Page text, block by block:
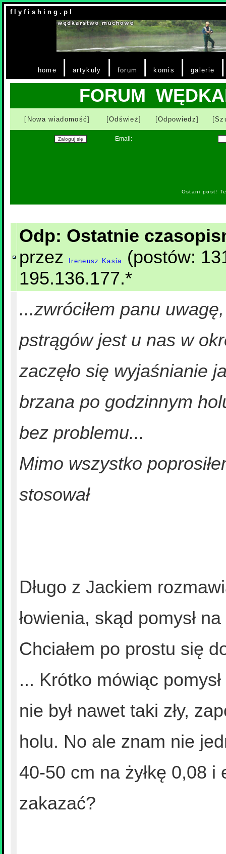
f l y f i s h i n g . p l
home |artykuły | forum |komis |galerie
FORUM
[Nowa wiadomość] [Odśwież] [Odpowiedz]
Email:
Ostani post!
Odp: Ostatnie
przez
Ireneusz Kasia
(postów:
195.136.177.*
...zwróciłem panu
pstrągów jest u nas w
zaczęło się wyjaśnianie
brzana po godzinnym
bez problemu...
Mimo wszystko
stosował
Długo z Jackiem
łowienia, skąd pomysł
Chciałem po prostu się
... Krótko mówiąc
nie był nawet taki zły,
holu. No ale znam nie
40-50 cm na żyłkę 0,08
zakazać?